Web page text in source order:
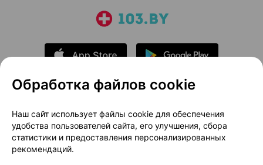
О проекте
Новости проекта
Размещение рекламы
Медицинский маркетинг
Публичный договор
Доставка
Обработка файлов cookie
Наш сайт использует файлы cookie для обеспечения
удобства пользователей сайта, его улучшения, сбора
статистики и предоставления персонализированных
рекомендаций.